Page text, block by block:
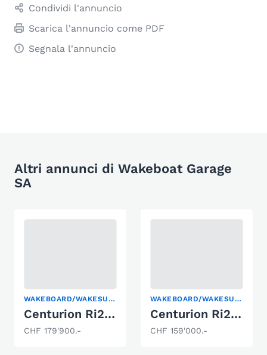
Condividi l'annuncio
Scarica l'annuncio come PDF
Segnala l'annuncio
Altri annunci di Wakeboat Garage
SA
WAKEBOARD/WAKESURF
Centurion Ri230 2025
CHF 179'900.-
WAKEBOARD/WAKESURF
Centurion Ri245
CHF 159'000.-